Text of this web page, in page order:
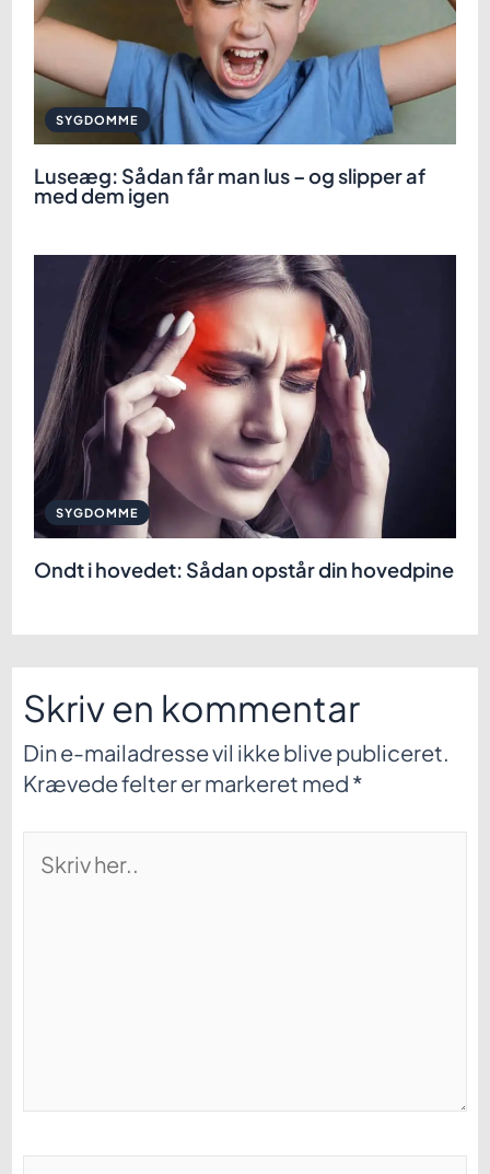
Luseæg: Sådan får man lus – og slipper af
med dem igen
SYGDOMME
Ondt i hovedet: Sådan opstår din hovedpine
SYGDOMME
Skriv en kommentar
Din e-mailadresse vil ikke blive publiceret.
Krævede felter er markeret med *
her..